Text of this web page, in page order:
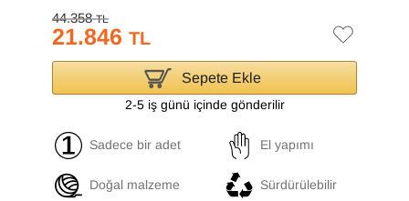
44.358TL
21.846 TL
Sepete Ekle
2-5 iş günü içinde gönderilir
Sadece bir adet El yapımı
Doğal malzeme Sürdürülebilir